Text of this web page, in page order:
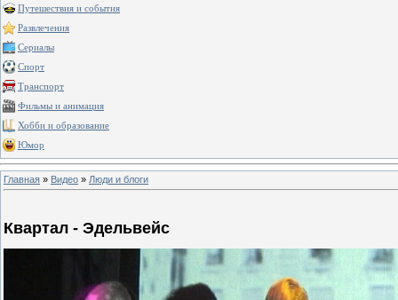
Путешествия и события
Развлечения
Сериалы
Спорт
Транспорт
Фильмы и анимация
Хобби и образование
Юмор
Главная » Видео » Люди и блоги
Квартал - Эдельвейс